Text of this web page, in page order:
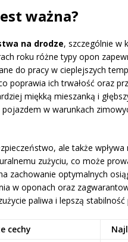
ważna?
na drodze, szczególnie w
roku różne typy opon
do pracy w cieplejszych
poprawia ich trwałość oraz
miękką mieszanką i
w warunkach
ale także wpływa
zużyciu, co może
zachowanie optymalnych
w oponach oraz
paliwa i lepszą stabilność
cechy